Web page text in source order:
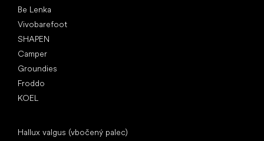
Be Lenka
Vivobarefoot
SHAPEN
Camper
Groundies
Froddo
KOEL
Hallux valgus (vbočený palec)